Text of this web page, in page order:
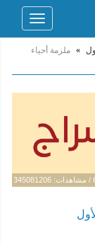
Toggle
» ملزمة أحياء